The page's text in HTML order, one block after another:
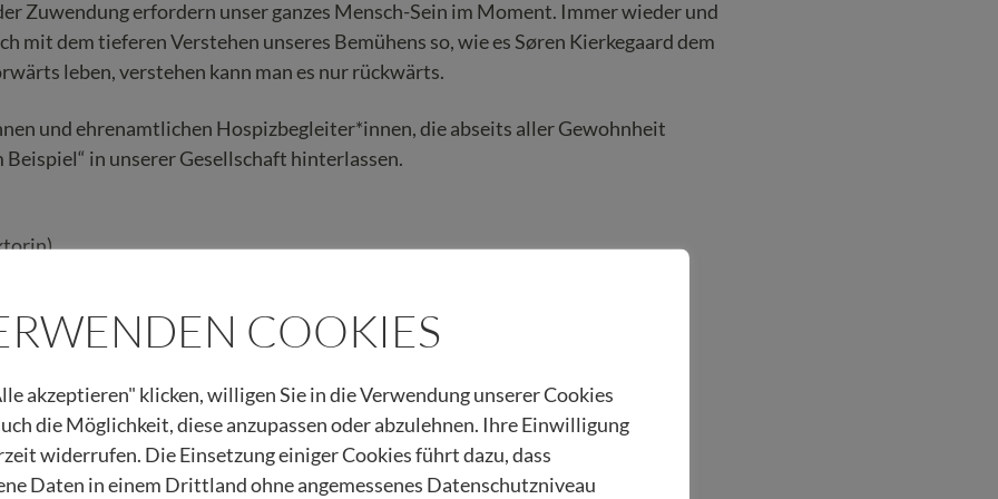
Zuwendung erfordern unser ganzes Mensch-Sein im Moment. Immer wieder und
mit dem tieferen Verstehen unseres Bemühens so, wie es Søren Kierkegaard dem
leben, verstehen kann man es nur rückwärts.
und ehrenamtlichen Hospizbegleiter*innen, die abseits aller Gewohnheit
in unserer Gesellschaft hinterlassen.
PDF herunterladen!
schenken! Vielen Dank!
COOKIES
akzeptieren" klicken, willigen Sie in die Verwendung unserer Cookies
die Möglichkeit, diese anzupassen oder abzulehnen. Ihre Einwilligung
widerrufen. Die Einsetzung einiger Cookies führt dazu, dass
Daten in einem Drittland ohne angemessenes Datenschutzniveau